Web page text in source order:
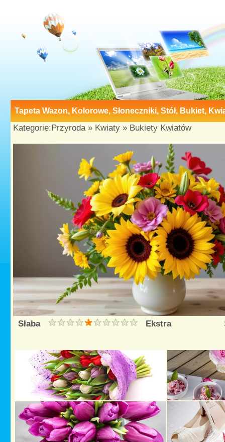
Tapeta Wazon, Kolorowe, Słoneczniki, Stół, Bukiet,
Kategorie:Przyroda» Kwiaty » Bukiety Kwiatów
Słaba Ekstra